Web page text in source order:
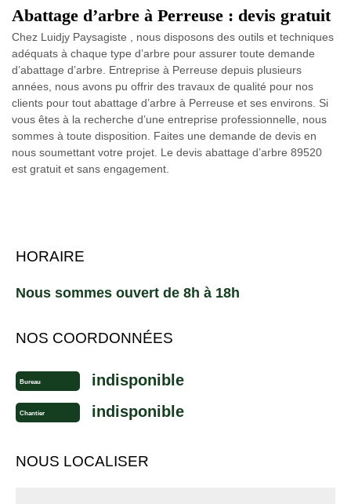
Abattage d’arbre à Perreuse : devis gratuit
Chez Luidjy Paysagiste , nous disposons des outils et techniques
adéquats à chaque type d’arbre pour assurer toute demande
d’abattage d’arbre. Entreprise à Perreuse depuis plusieurs
années, nous avons pu offrir des travaux de qualité pour nos
clients pour tout abattage d’arbre à Perreuse et ses environs. Si
vous êtes à la recherche d’une entreprise professionnelle, nous
sommes à toute disposition. Faites une demande de devis en
nous soumettant votre projet. Le devis abattage d’arbre 89520
est gratuit et sans engagement.
HORAIRE
Nous sommes ouvert de 8h à 18h
NOS COORDONNÉES
Bureau indisponible
Chantier indisponible
NOUS LOCALISER